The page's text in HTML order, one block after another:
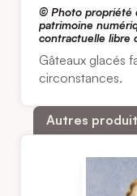
© Photo propriété
patrimoine
contractuelle libre
Gâteaux glacés
circonstances.
Autres